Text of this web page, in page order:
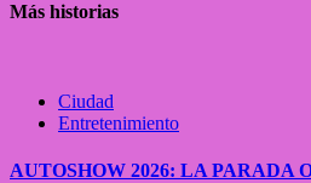
Más historias
Ciudad
Entretenimiento
AUTOSHOW 2026: LA